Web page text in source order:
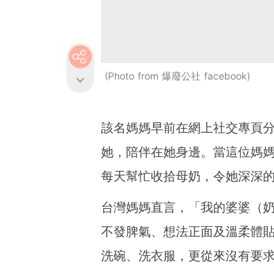
Photo from 爆廢公社 facebook
該名媽媽早前在網上社交專頁
她，陪伴在她身邊。當這位媽
每天幫忙收拾母奶，令她深深
台灣媽媽直言，「我的婆婆（
不發脾氣、想法正面及溫柔體
洗碗、洗衣服，更從來沒有要求